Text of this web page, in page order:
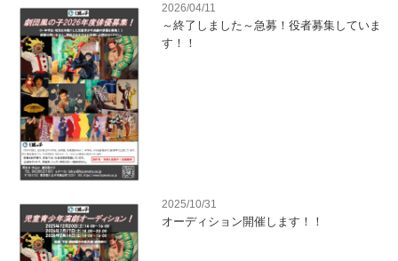
2026/04/11
～終了しました～急募！役者募集していま
す！！
2025/10/31
オーディション開催します！！